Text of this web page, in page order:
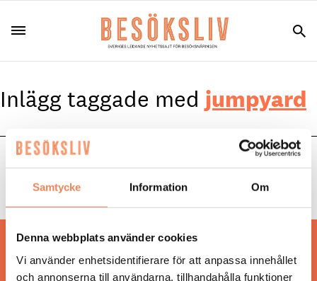
Samtycke Information Om
Denna webbplats använder cookies
Vi använder enhetsidentifierare för att anpassa innehållet
och annonserna till användarna, tillhandahålla funktioner
Inlägg taggade med jumpyard
NYHETER | 7 februari 2025
Jumpyard är redo för sportlovet
nyheter och snackisar inom besöksnäringen.